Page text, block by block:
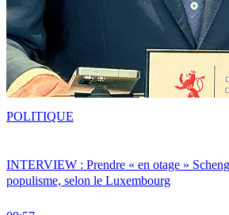
INTERVIEW : Prendre « en otage »
populisme, selon le Luxembourg
POLITIQUE